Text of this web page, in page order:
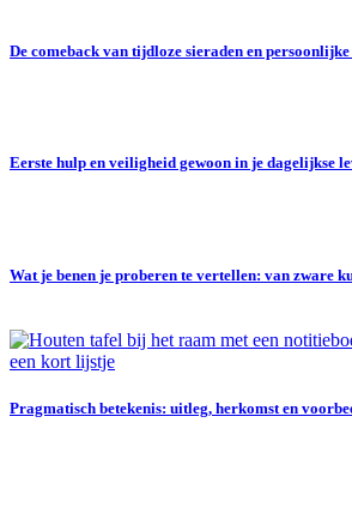
De comeback van tijdloze sieraden en persoonlijke
Eerste hulp en veiligheid gewoon in je dagelijkse
Wat je benen je proberen te vertellen: van zware
Pragmatisch betekenis: uitleg, herkomst en